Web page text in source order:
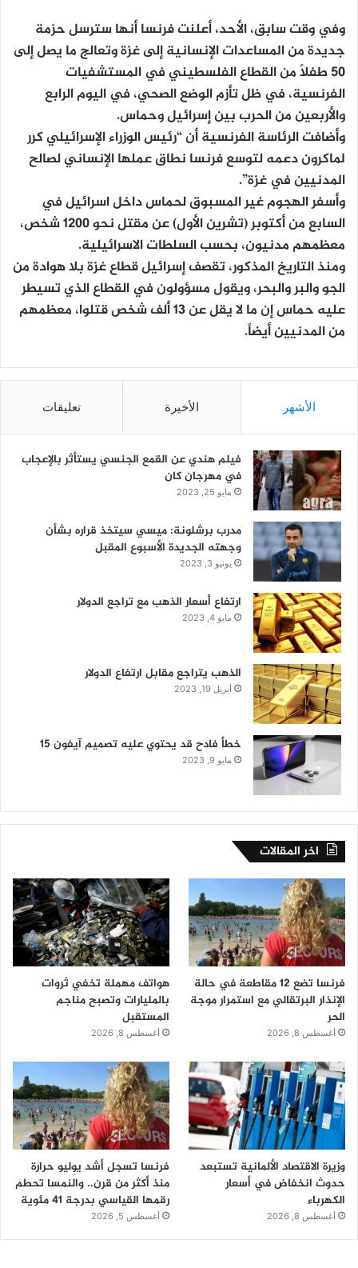
وفي وقت سابق، الأحد، أعلنت فرنسا أنها سترسل حزمة
جديدة من المساعدات الإنسانية إلى غزة وتعالج ما يصل إلى
50 طفلاً من القطاع الفلسطيني في المستشفيات
الفرنسية، في ظل تأزم الوضع الصحي، في اليوم الرابع
والأربعين من الحرب بين إسرائيل وحماس.
وأضافت الرئاسة الفرنسية أن “رئيس الوزراء الإسرائيلي كرر
لماكرون دعمه لتوسع فرنسا نطاق عملها الإنساني لصالح
المدنيين في غزة”.
وأسفر الهجوم غير المسبوق لحماس داخل اسرائيل في
السابع من أكتوبر (تشرين الأول) عن مقتل نحو 1200 شخص،
معظمهم مدنيون، بحسب السلطات الاسرائيلية.
ومنذ التاريخ المذكور، تقصف إسرائيل قطاع غزة بلا هوادة من
الجو والبر والبحر، ويقول مسؤولون في القطاع الذي تسيطر
عليه حماس إن ما لا يقل عن 13 ألف شخص قتلوا، معظمهم
من المدنيين أيضاً.
الأشهر الأخيرة تعليقات
فيلم هندي عن القمع الجنسي يستأثر بالإعجاب
في مهرجان كان
مايو 25, 2023
مدرب برشلونة: ميسي سيتخذ قراره بشأن
وجهته الجديدة الأسبوع المقبل
يونيو 3, 2023
ارتفاع أسعار الذهب مع تراجع الدولار
مايو 4, 2023
الذهب يتراجع مقابل ارتفاع الدولار
أبريل 19, 2023
خطأ فادح قد يحتوي عليه تصميم آيفون 15
مايو 9, 2023
اخر المقالات
فرنسا تضع 12 مقاطعة في حالة
الإنذار البرتقالي مع استمرار موجة
الحر
أغسطس 8, 2026
هواتف مهملة تخفي ثروات
بالمليارات وتصبح مناجم
المستقبل
أغسطس 8, 2026
وزيرة الاقتصاد الألمانية تستبعد
حدوث انخفاض في أسعار
الكهرباء
أغسطس 8, 2026
فرنسا تسجل أشد يوليو حرارة
منذ أكثر من قرن.. والنمسا تحطم
رقمها القياسي بدرجة 41 مئوية
أغسطس 5, 2026